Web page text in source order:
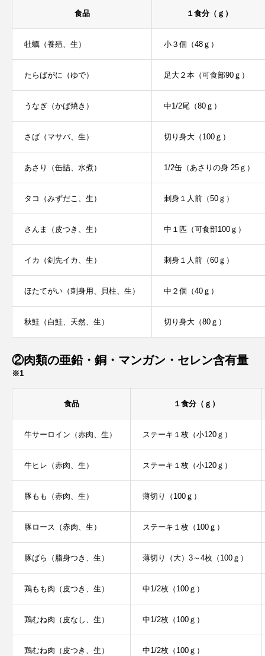
食品 １食分（ｇ）
牡蠣（養殖、生） 小３個（48ｇ）
たらばがに（ゆで） 足大２本（可食部90ｇ）
うなぎ（かば焼き） 中1/2尾（80ｇ）
さば（マサバ、生） 切り身大（100ｇ）
あさり（缶詰、水煮） 1/2缶（あさりの身 25ｇ）
タコ（みずだこ、生） 刺身１人前（50ｇ）
さんま（皮つき、生） 中１匹（可食部100ｇ）
イカ（剣先イカ、生） 刺身１人前（60ｇ）
ほたてがい（刺身用、貝柱、生） 中２個（40ｇ）
秋鮭（白鮭、天然、生） 切り身大（80ｇ）
②肉類の亜鉛・銅・マンガン・セレン含有量
※1
食品 １食分（ｇ）
牛サーロイン（赤肉、生） ステーキ１枚（小120ｇ）
牛ヒレ（赤肉、生） ステーキ１枚（小120ｇ）
豚もも（赤肉、生） 薄切り（100ｇ）
豚ロース（赤肉、生） ステーキ１枚（100ｇ）
豚ばら（脂身つき、生） 薄切り（大）3～4枚（100ｇ）
鶏もも肉（皮つき、生） 中1/2枚（100ｇ）
鶏むね肉（皮なし、生） 中1/2枚（100ｇ）
鶏むね肉（皮つき、生） 中1/2枚（100ｇ）